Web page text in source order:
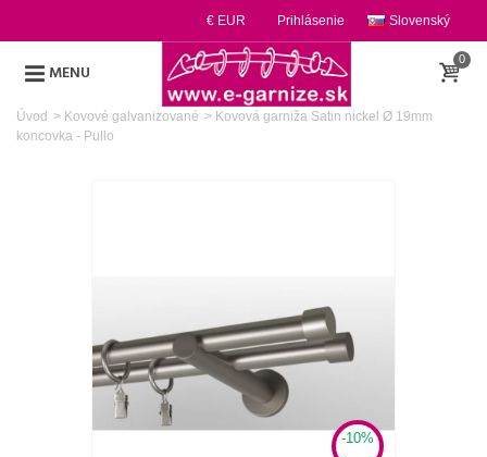
Slovenský
Prihlásenie
€ EUR
MENU
0
Úvod > Kovové galvanizované > Kovová garniža Satin nickel Ø 19mm
koncovka - Pullo
-10%